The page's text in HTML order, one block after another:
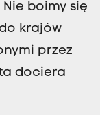
boimy się
krajów
przez
dociera